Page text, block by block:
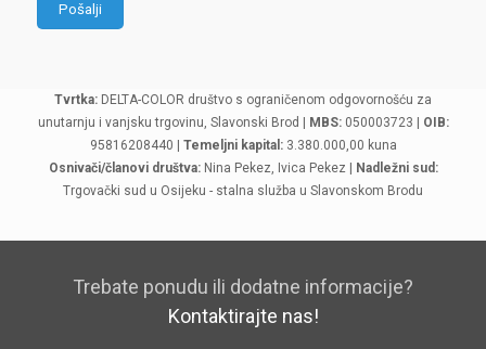
Tvrtka: DELTA-COLOR društvo s ograničenom odgovornošću za
unutarnju i vanjsku trgovinu, Slavonski Brod |
MBS: 050003723 |
OIB:
95816208440 | Temeljni kapital: 3.380.000,00 kuna
Osnivači/članovi društva: Nina Pekez, Ivica Pekez |
Nadležni sud:
Trgovački sud u Osijeku - stalna služba u Slavonskom Brodu
Trebate ponudu ili dodatne informacije?
Kontaktirajte nas!